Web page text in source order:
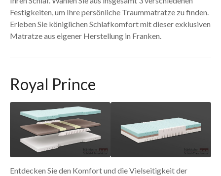
Festigkeiten, um Ihre persönliche Traummatratze zu finden.
Erleben Sie königlichen Schlafkomfort mit dieser exklusiven
Matratze aus eigener Herstellung in Franken.
Royal Prince
Entdecken Sie den Komfort und die Vielseitigkeit der